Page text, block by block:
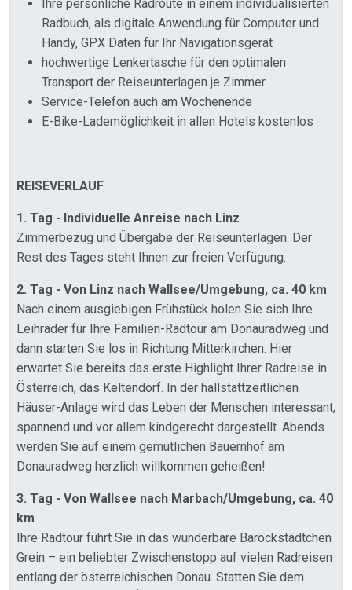
Ihre persönliche Radroute in einem individualisierten
Radbuch, als digitale Anwendung für Computer und
Handy, GPX Daten für Ihr Navigationsgerät
hochwertige Lenkertasche für den optimalen
Transport der Reiseunterlagen je Zimmer
Service-Telefon auch am Wochenende
E-Bike-Lademöglichkeit in allen Hotels kostenlos
REISEVERLAUF
1. Tag - Individuelle Anreise nach Linz
Zimmerbezug und Übergabe der Reiseunterlagen. Der
Rest des Tages steht Ihnen zur freien Verfügung.
2. Tag - Von Linz nach Wallsee/Umgebung, ca. 40 km
Nach einem ausgiebigen Frühstück holen Sie sich Ihre
Leihräder für Ihre Familien-Radtour am Donauradweg und
dann starten Sie los in Richtung Mitterkirchen. Hier
erwartet Sie bereits das erste Highlight Ihrer Radreise in
Österreich, das Keltendorf. In der hallstattzeitlichen
Häuser-Anlage wird das Leben der Menschen interessant,
spannend und vor allem kindgerecht dargestellt. Abends
werden Sie auf einem gemütlichen Bauernhof am
Donauradweg herzlich willkommen geheißen!
3. Tag - Von Wallsee nach Marbach/Umgebung, ca. 40
km
Ihre Radtour führt Sie in das wunderbare Barockstädtchen
Grein – ein beliebter Zwischenstopp auf vielen Radreisen
entlang der österreichischen Donau. Statten Sie dem